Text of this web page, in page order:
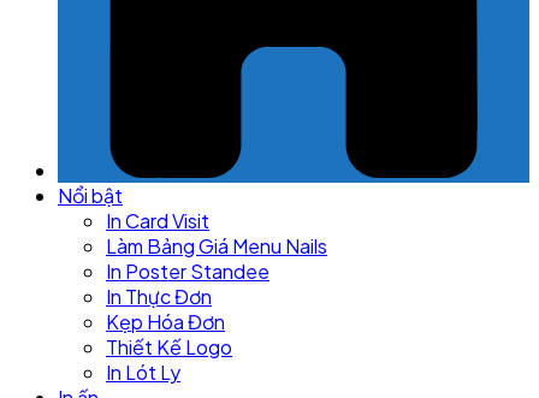
Nổi bật
In Card Visit
Làm Bảng Giá Menu Nails
In Poster Standee
In Thực Đơn
Kẹp Hóa Đơn
Thiết Kế Logo
In Lót Ly